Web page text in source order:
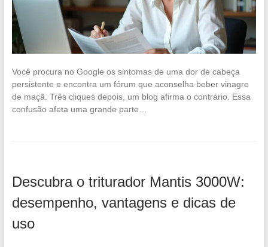
Você procura no Google os sintomas de uma dor de cabeça
persistente e encontra um fórum que aconselha beber vinagre
de maçã. Três cliques depois, um blog afirma o contrário. Essa
confusão afeta uma grande parte…
Descubra o triturador Mantis 3000W:
desempenho, vantagens e dicas de
uso